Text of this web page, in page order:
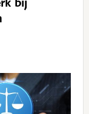
bij